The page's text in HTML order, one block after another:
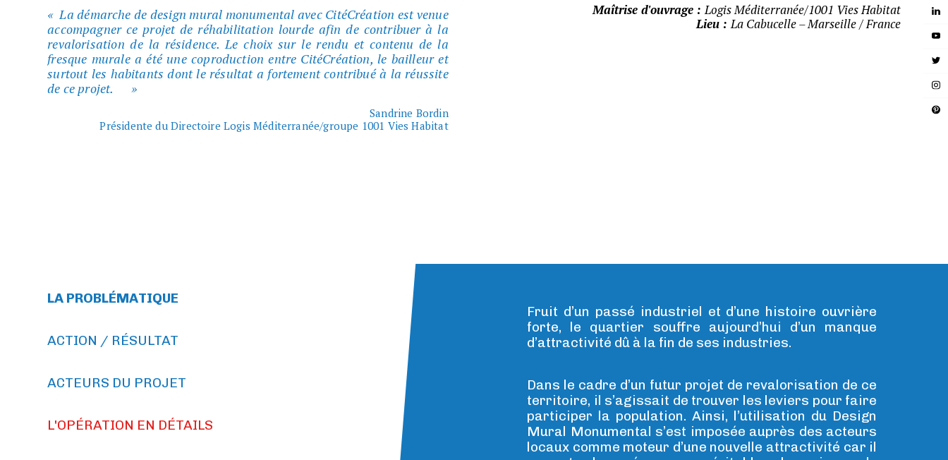
La démarche de design mural monumental avec CitéCréation est venue
accompagner ce projet de réhabilitation lourde afin de contribuer à la
revalorisation de la résidence. Le choix sur le rendu et contenu de la
fresque murale a été une coproduction entre CitéCréation, le bailleur et
surtout les habitants dont le résultat a fortement contribué à la réussite
de ce projet.
Sandrine Bordin
Présidente du Directoire Logis Méditerranée/groupe 1001 Vies Habitat
Maîtrise d'ouvrage :Logis Méditerranée/1001 Vies Habitat
Lieu :La Cabucelle – Marseille / France
LA PROBLÉMATIQUE
ACTION / RÉSULTAT
ACTEURS DU PROJET
L'OPÉRATION EN DÉTAILS
Fruit d’un passé industriel et d’une histoire ouvrière
forte, le quartier souffre aujourd’hui d’un manque
d’attractivité dû à la fin de ses industries.
Dans le cadre d’un futur projet de revalorisation de ce
territoire, il s’agissait de trouver les leviers pour faire
participer la population. Ainsi, l’utilisation du Design
Mural Monumental s’est imposée auprès des acteurs
locaux comme moteur d’une nouvelle attractivité car il